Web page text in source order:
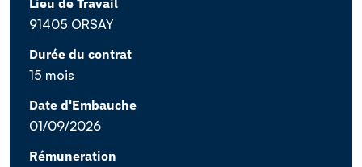
91405 ORSAY
Durée du contrat
15 mois
Date d'Embauche
01/09/2026
Rémuneration